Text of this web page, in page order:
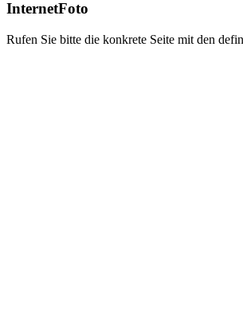
InternetFoto
Rufen Sie bitte die konkrete Seite mit den